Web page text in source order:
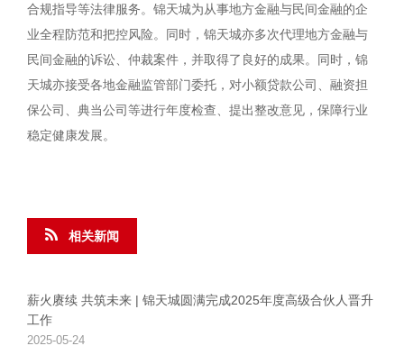
合规指导等法律服务。锦天城为从事地方金融与民间金融的企
业全程防范和把控风险。同时，锦天城亦多次代理地方金融与
民间金融的诉讼、仲裁案件，并取得了良好的成果。同时，锦
天城亦接受各地金融监管部门委托，对小额贷款公司、融资担
保公司、典当公司等进行年度检查、提出整改意见，保障行业
稳定健康发展。
相关新闻
薪火赓续 共筑未来 | 锦天城圆满完成2025年度高级合伙人晋升
工作
2025-05-24